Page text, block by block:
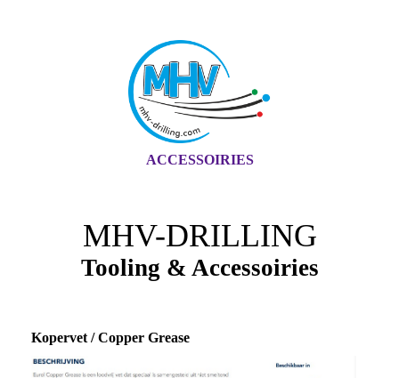
ACCESSOIRIES
MHV-DRILLING
Tooling & Accessoiries
Kopervet / Copper Grease